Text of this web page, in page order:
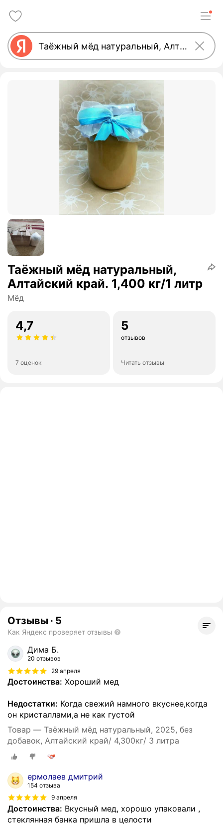
Таёжный мёд натуральный,
Алтайский край. 1,400 кг/1 литр
Мёд
4,7
7 оценок
5
отзывов
Читать отзывы
Отзывы · 5
Как Яндекс проверяет отзывы
Дима Б.
20 отзывов
29 апреля
Достоинства: Хороший мед
Недостатки: Когда свежий намного вкуснее,когда
он кристаллами,а не как густой
Товар — Таёжный мёд натуральный, 2025, без
добавок, Алтайский край/ 4,300кг/ 3 литра
ермолаев дмитрий
154 отзыва
9 апреля
Достоинства: Вкусный мед, хорошо упаковали ,
стеклянная банка пришла в целости